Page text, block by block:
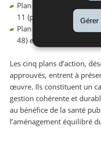
Gérer
Plan d’action –
11 (p. 47), 17 (p. 49) et
Plan d’action –
48) et 18 (p. 48)
Les cinq plans d’action,
approuvés, entrent à
œuvre. Ils constituent un
gestion cohérente et
au bénéfice de la santé
l’aménagement équilibré